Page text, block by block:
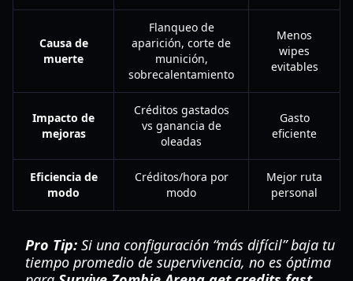
Causa de
muerte
Flanqueo de
aparición, corte de
munición,
sobrecalentamiento
Menos
wipes
evitables
Impacto de
mejoras
Créditos gastados
vs ganancia de
oleadas
Gasto
eficiente
Eficiencia de
modo
Créditos/hora por
modo
Mejor ruta
personal
Pro Tip: Si una configuración “más difícil” baja tu
tiempo promedio de supervivencia, no es óptima